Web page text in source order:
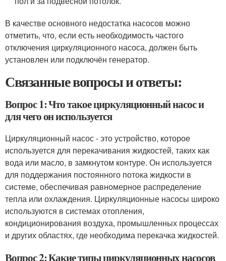
В качестве основного недостатка насосов можно
отметить, что, если есть необходимость частого
отключения циркуляционного насоса, должен быть
установлен или подключён генератор.
Связанные вопросы и ответы:
Вопрос 1: Что такое циркуляционный насос и
для чего он используется
Циркуляционный насос - это устройство, которое
используется для перекачивания жидкостей, таких как
вода или масло, в замкнутом контуре. Он используется
для поддержания постоянного потока жидкости в
системе, обеспечивая равномерное распределение
тепла или охлаждения. Циркуляционные насосы широко
используются в системах отопления,
кондиционирования воздуха, промышленных процессах
и других областях, где необходима перекачка жидкостей.
Вопрос 2: Какие типы циркуляционных насосов